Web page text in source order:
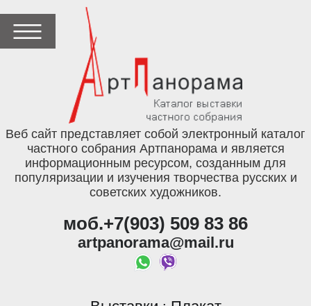
Веб сайт представляет собой электронный каталог
частного собрания Артпанорама и является
информационным ресурсом, созданным для
популяризации и изучения творчества русских и
советских художников.
моб.+7(903) 509 83 86
artpanorama@mail.ru